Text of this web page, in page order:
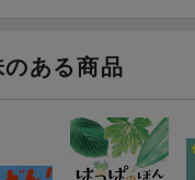
ある商品